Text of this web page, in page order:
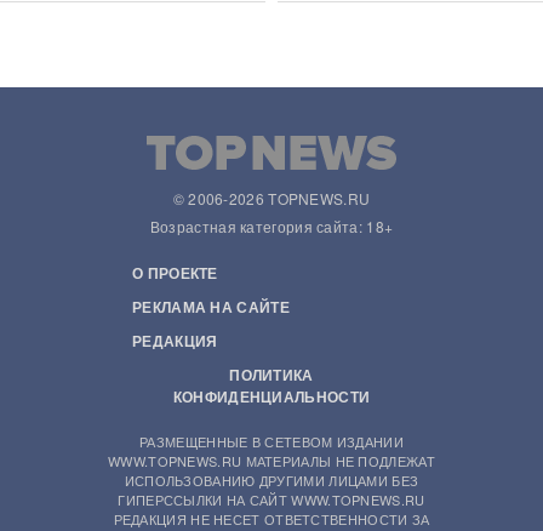
© 2006-2026 TOPNEWS.RU
Возрастная категория сайта: 18+
О ПРОЕКТЕ
РЕКЛАМА НА САЙТЕ
РЕДАКЦИЯ
ПОЛИТИКА
КОНФИДЕНЦИАЛЬНОСТИ
РАЗМЕЩЕННЫЕ В СЕТЕВОМ ИЗДАНИИ
WWW.TOPNEWS.RU МАТЕРИАЛЫ НЕ ПОДЛЕЖАТ
ИСПОЛЬЗОВАНИЮ ДРУГИМИ ЛИЦАМИ БЕЗ
ГИПЕРССЫЛКИ НА САЙТ WWW.TOPNEWS.RU
РЕДАКЦИЯ НЕ НЕСЕТ ОТВЕТСТВЕННОСТИ ЗА